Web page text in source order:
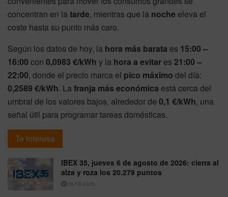
concentran en latarde, mientras que la noche eleva el
coste hasta su punto más caro.
Según los datos de hoy, la hora más barata es 15:00 –
16:00 con 0,0983 €/kWh y la hora a evitar es 21:00 –
22:00, donde el precio marca el pico máximo del día:
0,2589 €/kWh. Lafranja más económica está cerca del
umbral de los valores bajos, alrededor de 0,1 €/kWh, una
señal útil para programar tareas domésticas.
Te interesa
IBEX 35, jueves 6 de agosto de 2026: cierra al
alza y roza los 20.279 puntos
06/08/2026